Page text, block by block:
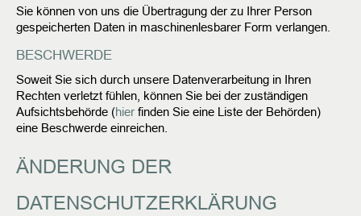
Sie können von uns die Übertragung der zu Ihrer Person
gespeicherten Daten in maschinenlesbarer Form verlangen.
BESCHWERDE
Soweit Sie sich durch unsere Datenverarbeitung in Ihren
Rechten verletzt fühlen, können Sie bei der zuständigen
Aufsichtsbehörde (hier finden Sie eine Liste der Behörden)
eine Beschwerde einreichen.
ÄNDERUNG DER
DATENSCHUTZERKLÄRUNG